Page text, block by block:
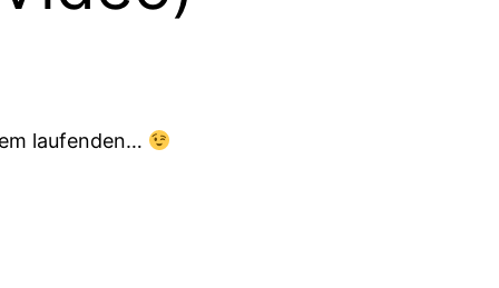
laufenden…